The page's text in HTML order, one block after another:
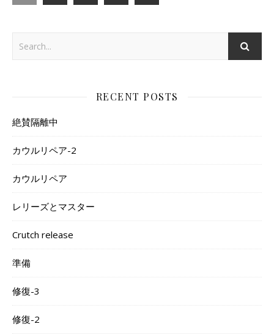
RECENT POSTS
絶賛隔離中
カウルリペア-2
カウルリペア
レリーズとマスター
Crutch release
準備
修復-3
修復-2